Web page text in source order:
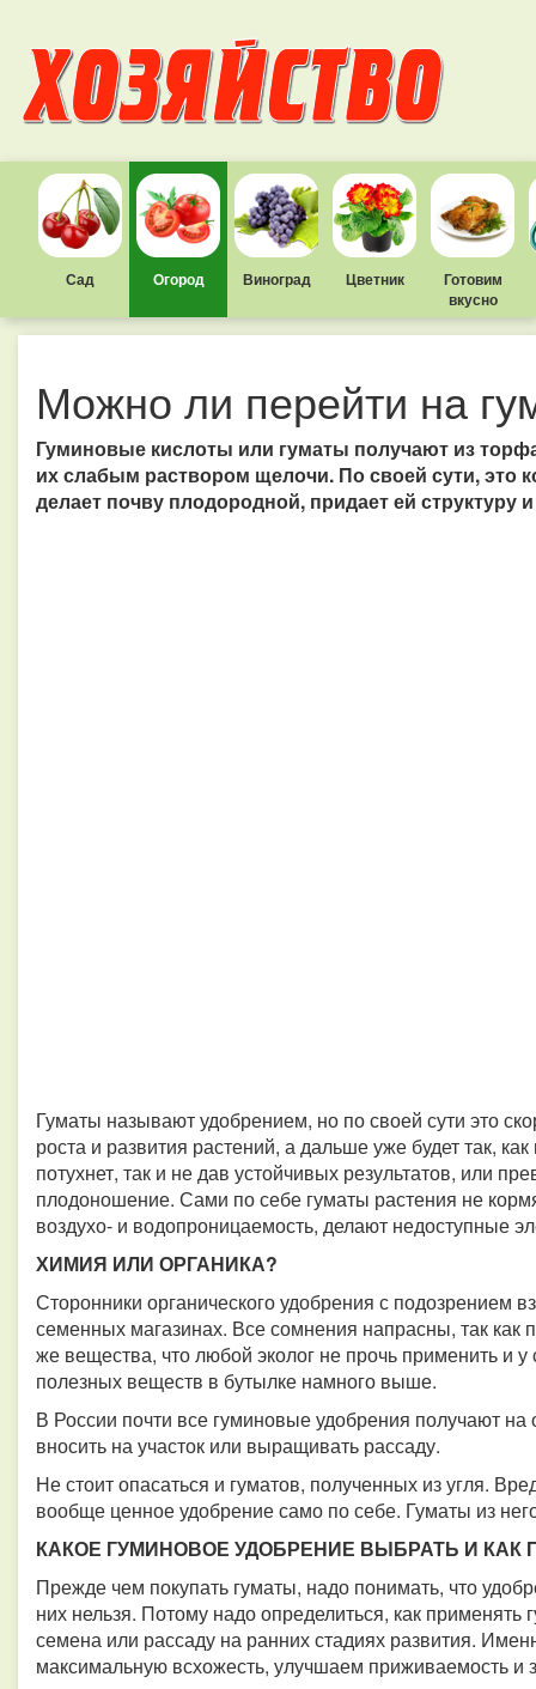
Сад Огород Виноград Цветник
Готовим
вкусно
Можно ли перейти на
Гуминовые кислоты или гуматы получают из
их слабым раствором щелочи. По своей сути, это
делает почву плодородной, придает ей структуру
Гуматы называют удобрением, но по своей сути это
роста и развития растений, а дальше уже будет так,
потухнет, так и не дав устойчивых результатов, или
плодоношение. Сами по себе гуматы растения не
воздухо- и водопроницаемость, делают недоступные
ХИМИЯ ИЛИ ОРГАНИКА?
Сторонники органического удобрения с
семенных магазинах. Все сомнения напрасны, так как
же вещества, что любой эколог не прочь применить и
полезных веществ в бутылке намного выше.
В России почти все гуминовые удобрения получают
вносить на участок или выращивать рассаду.
Не стоит опасаться и гуматов, полученных из угля.
вообще ценное удобрение само по себе. Гуматы из
КАКОЕ ГУМИНОВОЕ УДОБРЕНИЕ ВЫБРАТЬ И КАК
Прежде чем покупать гуматы, надо понимать, что
них нельзя. Потому надо определиться, как
семена или рассаду на ранних стадиях развития.
максимальную всхожесть, улучшаем приживаемость